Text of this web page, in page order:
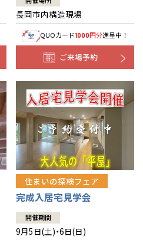
長岡市内構造現場
QUOカード1000円分進呈中！
ご来場予約
住まいの探検フェア
完成入居宅見学会
開催期間
9月5日(土)・6日(日)